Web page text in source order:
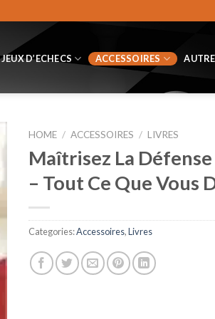
JEUX D’ECHECS ACCESSOIRES
HOME / ACCESSOIRES / LIVRES
Maîtrisez La
– Tout Ce Que Vous
Categories:Accessoires,Livres